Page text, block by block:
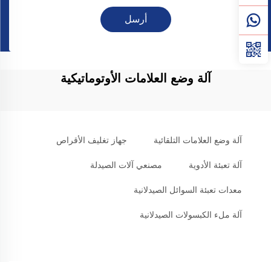
أرسل
آلة وضع العلامات الأوتوماتيكية
آلة وضع العلامات التلقائية جهاز تغليف الأقراص
آلة تعبئة الأدوية مصنعي آلات الصيدلة
معدات تعبئة السوائل الصيدلانية
آلة ملء الكبسولات الصيدلانية